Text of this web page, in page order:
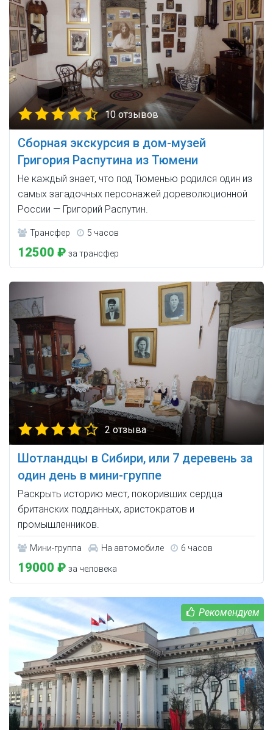
10 отзывов
Сборная экскурсия в дом-музей
Григория Распутина из Тюмени
Не каждый знает, что под Тюменью родился один из
самых загадочных персонажей дореволюционной
России — Григорий Распутин.
Трансфер 5 часов
12500 ₽ за трансфер
2 отзыва
Шотландцы в Сибири, или 7 деревень за
один день в мини-группе
Раскрыть историю мест, покоривших сердца
британских подданных, аристократов и
промышленников.
Мини-группа На автомобиле 6 часов
19000 ₽ за человека